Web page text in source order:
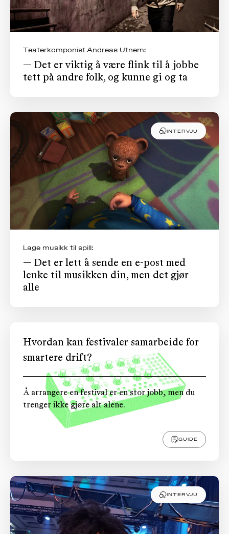
Teaterkomponist Andreas Utnem:
— Det er viktig å være flink til å jobbe
tett på andre folk, og kunne gi og ta
INTERVJU
Lage musikk til spill:
— Det er lett å sende en e-post med
lenke til musikken din, men det gjør
alle
Hvordan kan festivaler samarbeide for
smartere drift?
Å arrangere en festival er en stor jobb, men du
trenger ikke gjøre alt alene.
GUIDE
INTERVJU